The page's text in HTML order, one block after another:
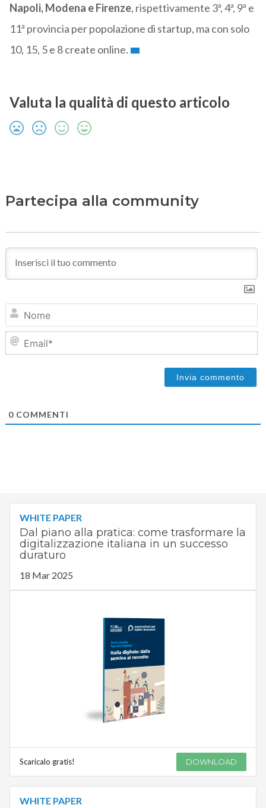
Napoli, Modena e Firenze, rispettivamente 3ª, 4ª, 9ª e
11ª provincia per popolazione di startup, ma con solo
10, 15, 5 e 8 create online.
Valuta la qualità di questo articolo
Partecipa alla community
0COMMENTI
WHITE PAPER
Dal piano alla pratica: come trasformare la
digitalizzazione italiana in un successo
duraturo
18 Mar 2025
Scaricalo gratis! DOWNLOAD
WHITE PAPER